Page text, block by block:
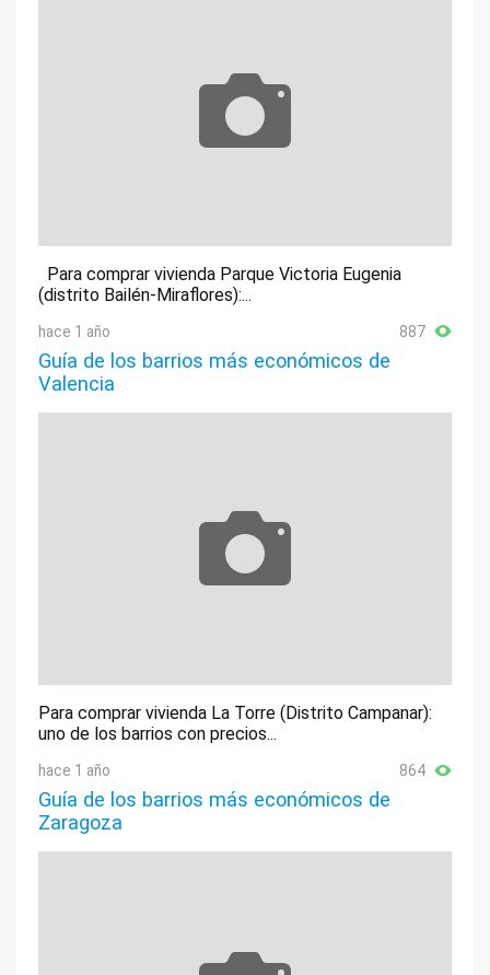
Para comprar vivienda Parque Victoria Eugenia
(distrito Bailén-Miraflores):...
hace 1 año 887
Guía de los barrios más económicos de
Valencia
Para comprar vivienda La Torre (Distrito Campanar):
uno de los barrios con precios...
hace 1 año 864
Guía de los barrios más económicos de
Zaragoza